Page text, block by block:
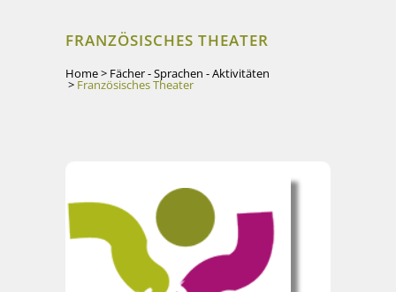
FRANZÖSISCHES THEATER
Home> Fächer - Sprachen - Aktivitäten
> Französisches Theater